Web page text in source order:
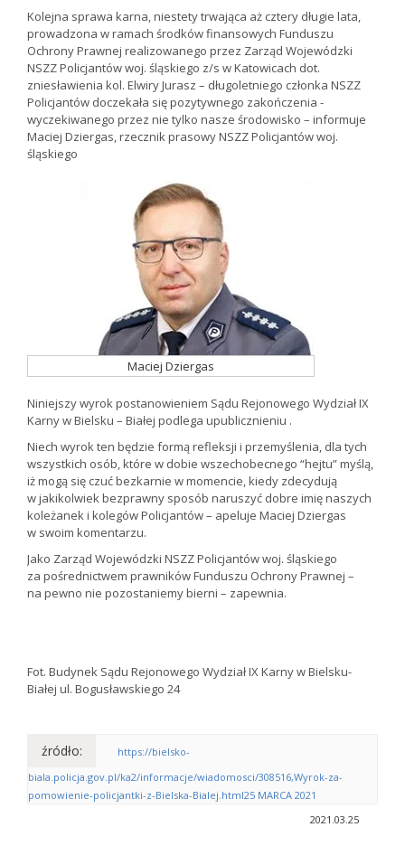
Kolejna sprawa karna, niestety trwająca aż cztery długie lata,
prowadzona w ramach środków finansowych Funduszu
Ochrony Prawnej realizowanego przez Zarząd Wojewódzki
NSZZ Policjantów woj. śląskiego z/s w Katowicach dot.
zniesławienia kol. Elwiry Jurasz – długoletniego członka NSZZ
Policjantów doczekała się pozytywnego zakończenia -
wyczekiwanego przez nie tylko nasze środowisko – informuje
Maciej Dziergas, rzecznik prasowy NSZZ Policjantów woj.
śląskiego
Maciej Dziergas
Niniejszy wyrok postanowieniem Sądu Rejonowego Wydział IX
Karny w Bielsku – Białej podlega upublicznieniu .
Niech wyrok ten będzie formą refleksji i przemyślenia, dla tych
wszystkich osób, które w dobie wszechobecnego “hejtu” myślą,
iż mogą się czuć bezkarnie w momencie, kiedy zdecydują
w jakikolwiek bezprawny sposób naruszyć dobre imię naszych
koleżanek i kolegów Policjantów – apeluje Maciej Dziergas
w swoim komentarzu.
Jako Zarząd Wojewódzki NSZZ Policjantów woj. śląskiego
za pośrednictwem prawników Funduszu Ochrony Prawnej –
na pewno nie pozostaniemy bierni – zapewnia.
Fot. Budynek Sądu Rejonowego Wydział IX Karny w Bielsku-
Białej ul. Bogusławskiego 24
źródło:
https://bielsko-
biala.policja.gov.pl/ka2/informacje/wiadomosci/308516,Wyrok-za-
pomowienie-policjantki-z-Bielska-Bialej.html25 MARCA 2021
2021.03.25